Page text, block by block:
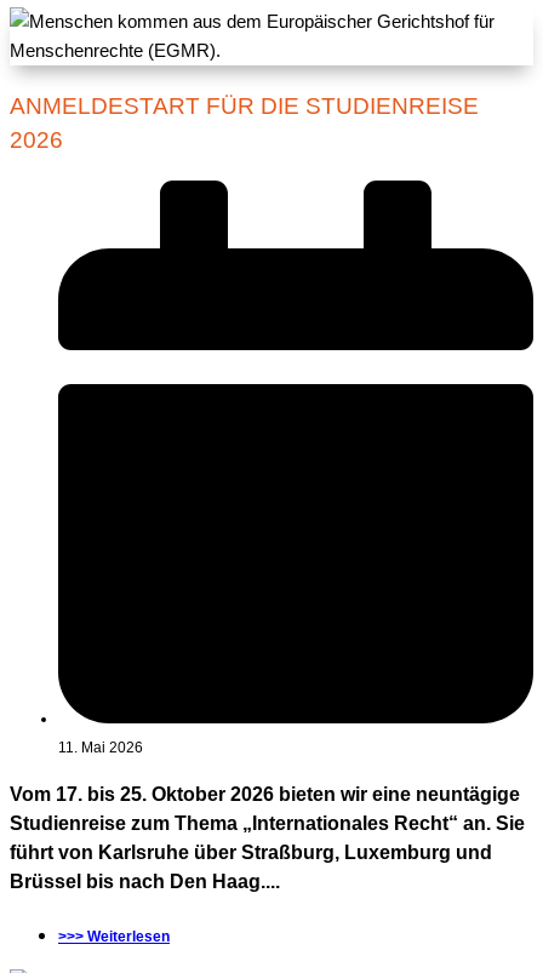
ANMELDESTART FÜR DIE STUDIENREISE
2026
11. Mai 2026
Vom 17. bis 25. Oktober 2026 bieten wir eine neuntägige
Studienreise zum Thema „Internationales Recht“ an. Sie
führt von Karlsruhe über Straßburg, Luxemburg und
Brüssel bis nach Den Haag....
>>> Weiterlesen